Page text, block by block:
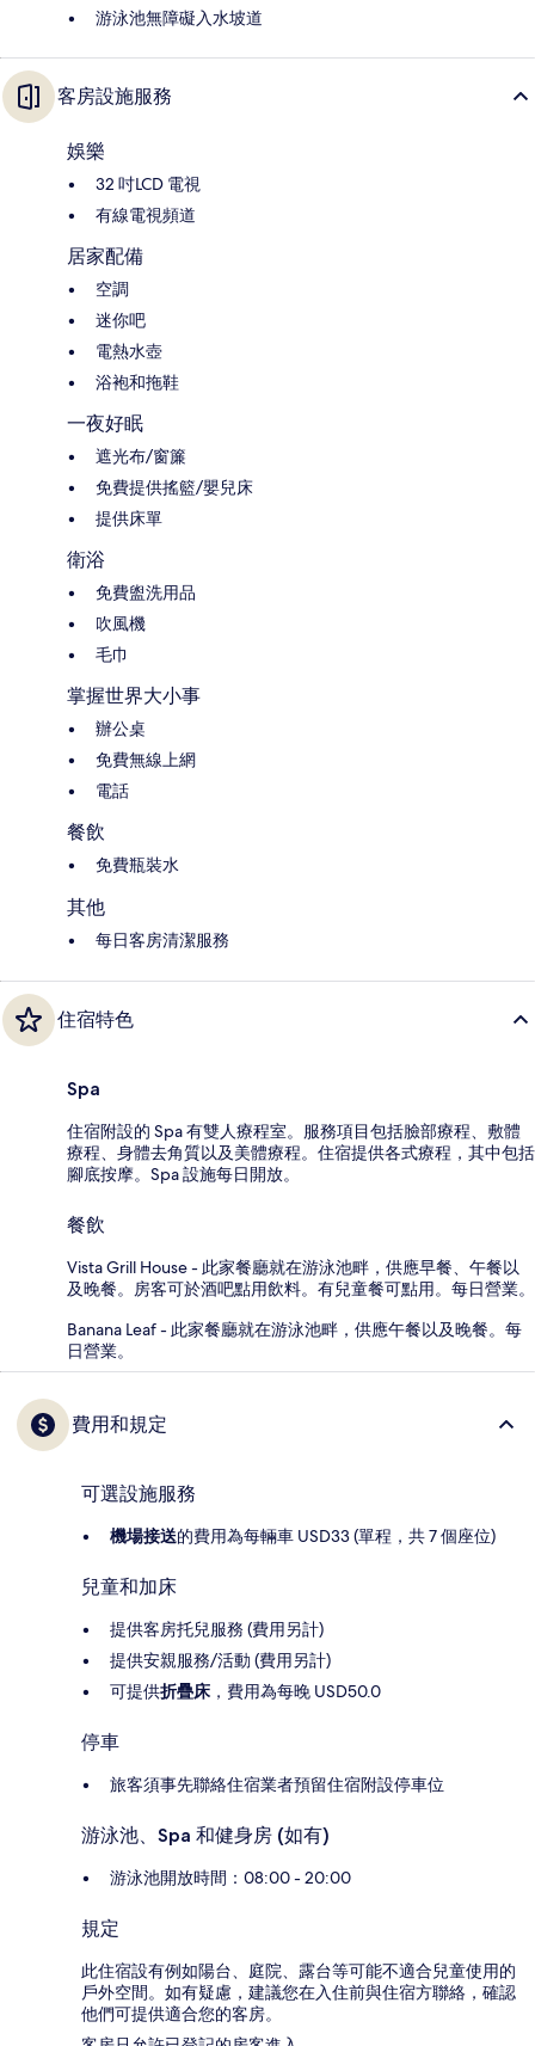
游泳池無障礙入水坡道
客房設施服務
娛樂
32 吋LCD 電視
有線電視頻道
居家配備
空調
迷你吧
電熱水壺
浴袍和拖鞋
一夜好眠
遮光布/窗簾
免費提供搖籃/嬰兒床
提供床單
衛浴
免費盥洗用品
吹風機
毛巾
掌握世界大小事
辦公桌
免費無線上網
電話
餐飲
免費瓶裝水
其他
每日客房清潔服務
住宿特色
Spa
住宿附設的 Spa 有雙人療程室。服務項目包括臉部療程、敷體
療程、身體去角質以及美體療程。住宿提供各式療程，其中包括
腳底按摩。Spa 設施每日開放。
餐飲
Vista Grill House - 此家餐廳就在游泳池畔，供應早餐、午餐以
及晚餐。房客可於酒吧點用飲料。有兒童餐可點用。每日營業。
Banana Leaf - 此家餐廳就在游泳池畔，供應午餐以及晚餐。每
日營業。
費用和規定
可選設施服務
機場接送的費用為每輛車 USD33 (單程，共 7 個座位)
兒童和加床
提供客房托兒服務 (費用另計)
提供安親服務/活動 (費用另計)
可提供折疊床 ，費用為每晚 USD50.0
停車
旅客須事先聯絡住宿業者預留住宿附設停車位
游泳池、Spa 和健身房 (如有)
游泳池開放時間：08:00 - 20:00
規定
此住宿設有例如陽台、庭院、露台等可能不適合兒童使用的
戶外空間。如有疑慮，建議您在入住前與住宿方聯絡，確認
他們可提供適合您的客房。